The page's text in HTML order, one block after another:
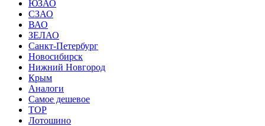
ЮЗАО
СЗАО
ВАО
ЗЕЛАО
Санкт-Петербург
Новосибирск
Нижний Новгород
Крым
Аналоги
Самое дешевое
TOP
Лотошино